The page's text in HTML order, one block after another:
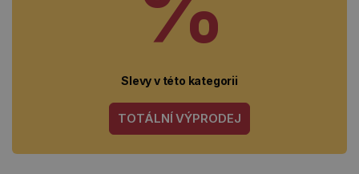
Slevy v této kategorii
TOTÁLNÍ VÝPRODEJ